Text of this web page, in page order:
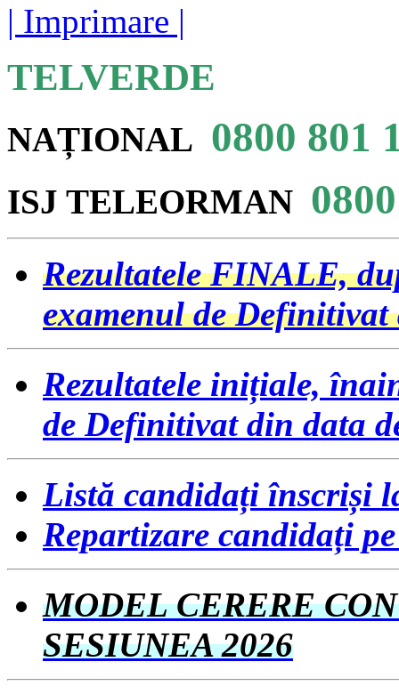
| Imprimare |
TELVERDE
NAȚIONAL 0800 801
ISJ TELEORMAN
Rezultatele FINALE,
examenul de
Rezultatele inițiale,
de Definitivat din data
Listă candidați înscriși
Repartizare candidați
MODEL CERERE
SESIUNEA 2026